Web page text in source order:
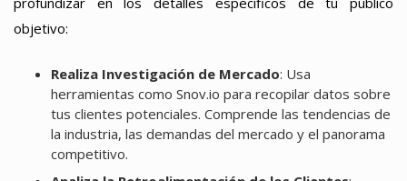
objetivo:
Realiza Investigación de Mercado: Usa
herramientas como Snov.io para recopilar datos sobre
tus clientes potenciales. Comprende las tendencias de
la industria, las demandas del mercado y el panorama
competitivo.